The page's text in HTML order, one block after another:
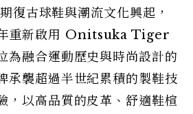
復古球鞋與潮流文化興起，
重新啟用 Onitsuka Tiger
為融合運動歷史與時尚設計的
承襲超過半世紀累積的製鞋技
，以高品質的皮革、舒適鞋楦